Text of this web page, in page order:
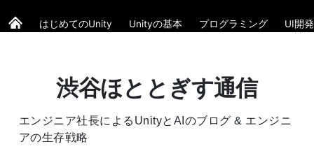
はじめてのUnity Unityの基本 プログラミング UI開発
渋谷ほととぎす通信
エンジニア社長によるUnityとAIのブログ & エンジニ
アの生存戦略